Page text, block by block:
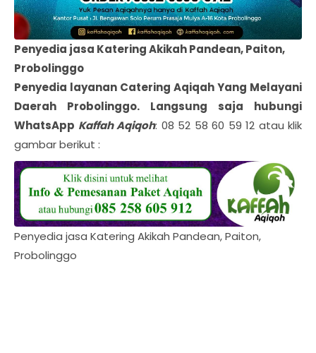
Penyedia jasa Katering Akikah Pandean, Paiton,
Probolinggo
Penyedia layanan Catering Aqiqah Yang Melayani
Daerah Probolinggo. Langsung saja hubungi
WhatsApp Kaffah Aqiqoh: 08 52 58 60 59 12 atau klik
gambar berikut :
Penyedia jasa Katering Akikah Pandean, Paiton,
Probolinggo